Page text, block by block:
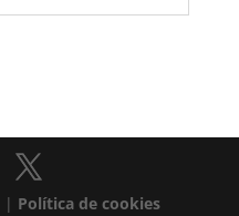
| Política de cookies